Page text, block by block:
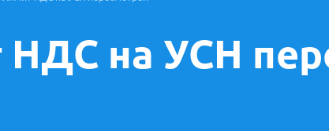
на УСН